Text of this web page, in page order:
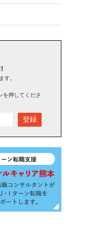
す。
を押してくださ
登録